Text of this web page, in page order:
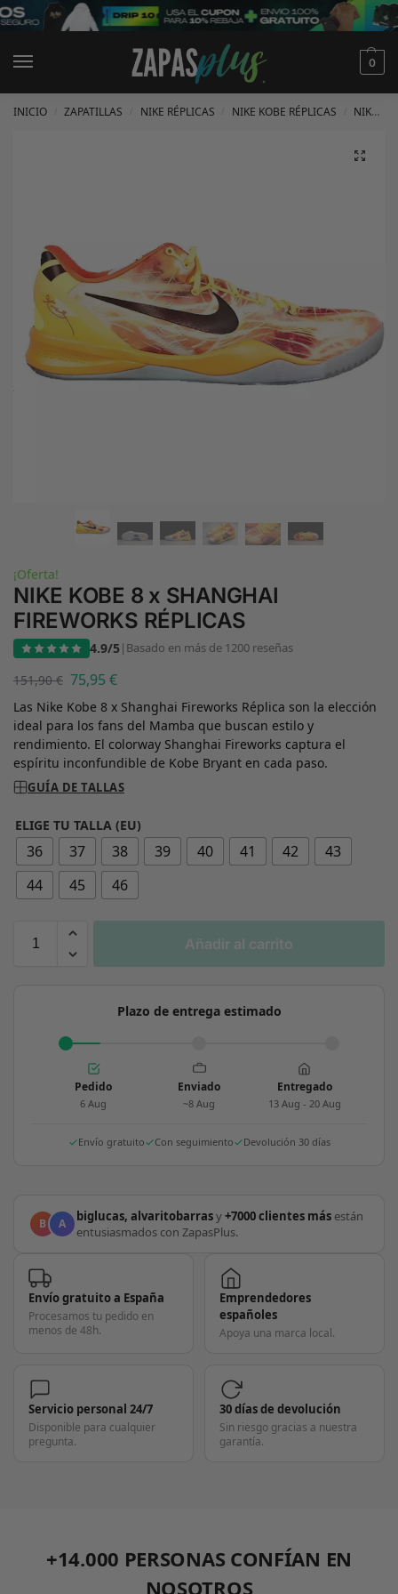
0
INICIO ZAPATILLAS NIKE RÉPLICAS NIKE KOBE RÉPLICAS NIKE KOBE 8 RÉPLICAS
¡Oferta!
NIKE KOBE 8 x SHANGHAI
FIREWORKS RÉPLICAS
4.9/5| Basado en más de 1200 reseñas
151,90€ 75,95 €
Las Nike Kobe 8 x Shanghai Fireworks Réplica son la elección
ideal para los fans del Mamba que buscan estilo y
rendimiento. El colorway Shanghai Fireworks captura el
espíritu inconfundible de Kobe Bryant en cada paso.
GUÍA DE TALLAS
ELIGE TU TALLA (EU)
36 37 38 39 40 41 42
43
44
45 46
Añadir al carrito
Plazo de entrega estimado
Pedido
6 Aug
Enviado
~8 Aug
Entregado
13 Aug - 20 Aug
Envío gratuito Con seguimiento Devolución 30 días
B A biglucas, alvaritobarrasy+7000 clientes más están
entusiasmados con ZapasPlus.
Envío gratuito a España
Procesamos tu pedido en
menos de 48h.
Emprendedores
españoles
Apoya una marca local.
Servicio personal 24/7
Disponible para cualquier
pregunta.
30 días de devolución
Sin riesgo gracias a nuestra
garantía.
+14.000 PERSONAS CONFÍAN EN
NOSOTROS